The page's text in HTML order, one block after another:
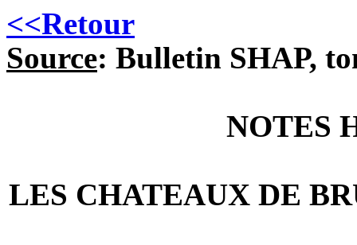
<<Retour
Source: Bulletin SHAP,
NOTES
LES CHATEAUX DE